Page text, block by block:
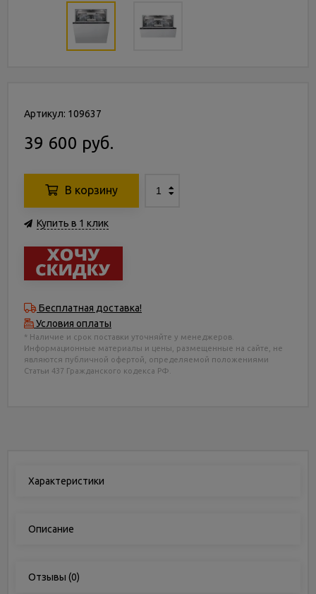
Артикул: 109637
39 600 руб.
В корзину
Купить в 1 клик
Бесплатная доставка!
Условия оплаты
* Наличие и срок поставки уточняйте у менеджеров.
Информационные материалы и цены, размещенные на сайте, не
являются публичной офертой, определяемой положениями
Статьи 437 Гражданского кодекса РФ.
Характеристики
Описание
Отзывы (0)